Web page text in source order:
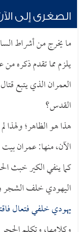
الصغرى إلى
ما يخرج من أشراط
يلزم مما تقدم ذكره
العمران الذي يتبع
القدس؟
هذا هو الظاهر؛
الآن، منها: عمران
كما ينفي الكير خبث
اليهودي خلف الشجر
يهودي خلفي فتعال